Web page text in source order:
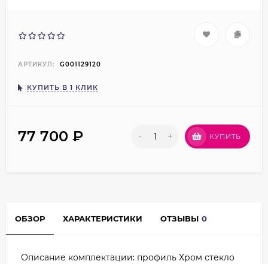
АРТИКУЛ: G001129120
КУПИТЬ В 1 КЛИК
77 700 ₽ - + КУПИТЬ
ОБЗОР ХАРАКТЕРИСТИКИ ОТЗЫВЫ 0
Описание комплектации: профиль Хром стекло